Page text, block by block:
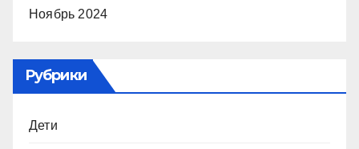
Ноябрь 2024
Рубрики
Дети